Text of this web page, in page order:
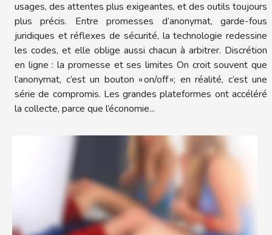
usages, des attentes plus exigeantes, et des outils toujours
plus précis. Entre promesses d’anonymat, garde-fous
juridiques et réflexes de sécurité, la technologie redessine
les codes, et elle oblige aussi chacun à arbitrer. Discrétion
en ligne : la promesse et ses limites On croit souvent que
l’anonymat, c’est un bouton « on/off »; en réalité, c’est une
série de compromis. Les grandes plateformes ont accéléré
la collecte, parce que l’économie...